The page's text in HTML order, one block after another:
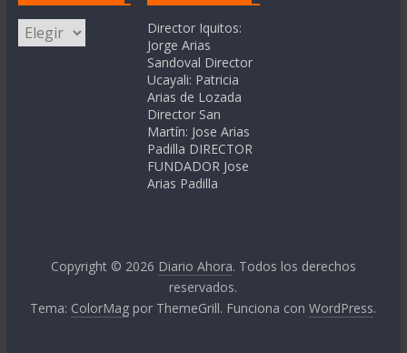
Categorías
Director Iquitos:
Jorge Arias
Sandoval Director
Ucayali: Patricia
Arias de Lozada
Director San
Martín: Jose Arias
Padilla DIRECTOR
FUNDADOR Jose
Arias Padilla
Copyright © 2026 Diario Ahora. Todos los derechos
reservados.
Tema: ColorMag por ThemeGrill. Funciona conWordPress.